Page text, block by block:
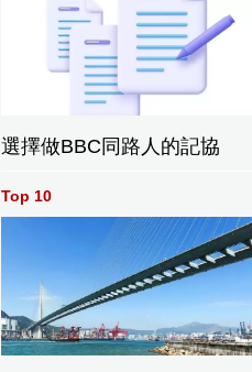
選擇做BBC同路人的記協
Top 10